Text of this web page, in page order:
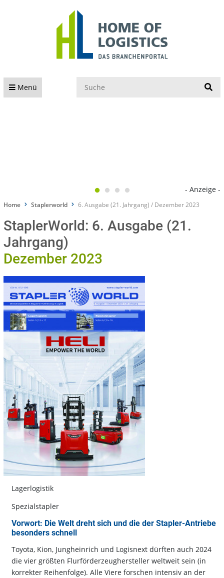
Menü
- Anzeige -
Home Staplerworld 6. Ausgabe (21. Jahrgang) / Dezember 2023
StaplerWorld: 6. Ausgabe (21.
Jahrgang)
Dezember 2023
Lagerlogistik
Spezialstapler
Vorwort: Die Welt dreht sich und die der Stapler-Antriebe
besonders schnell
Toyota, Kion, Jungheinrich und Logisnext dürften auch 2024
die vier größten Flurförderzeughersteller weltweit sein (in
korrekter Reihenfolge). Alle Viere forschen intensiv an der